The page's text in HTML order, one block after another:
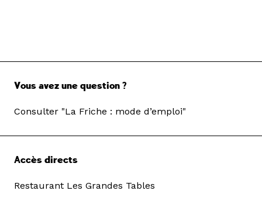
Vous avez une question ?
Consulter "La Friche : mode d’emploi"
Accès directs
Restaurant Les Grandes Tables